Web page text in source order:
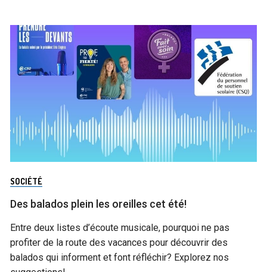
SOCIÉTÉ
Des balados plein les oreilles cet été!
Entre deux listes d’écoute musicale, pourquoi ne pas
profiter de la route des vacances pour découvrir des
balados qui informent et font réfléchir? Explorez nos